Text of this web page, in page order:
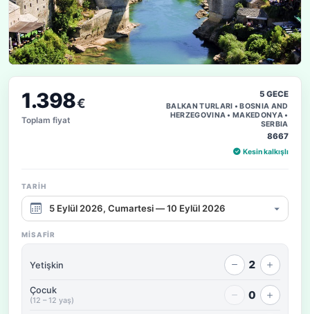
1.398€
Toplam fiyat
5 GECE
BALKAN TURLARI • BOSNIA AND
HERZEGOVINA • MAKEDONYA •
SERBIA
8667
Kesin kalkışlı
TARIH
Çıkış tarihi aralığı
MISAFIR
Yetişkin 2
Çocuk
(12 – 12 yaş) 0